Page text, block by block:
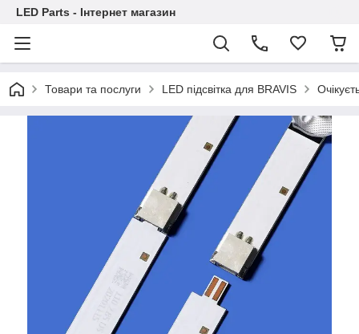
LED Parts - Інтернет магазин
Товари та послуги LED підсвітка для BRAVIS